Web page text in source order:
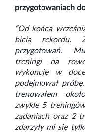
przygotowaniach
“Od końca
bicia rekordu.
przygotowań.
treningi na
wykonuję w
podejmował
trenowałem
zwykle 5
zadaniach oraz 2
zdarzyły mi się